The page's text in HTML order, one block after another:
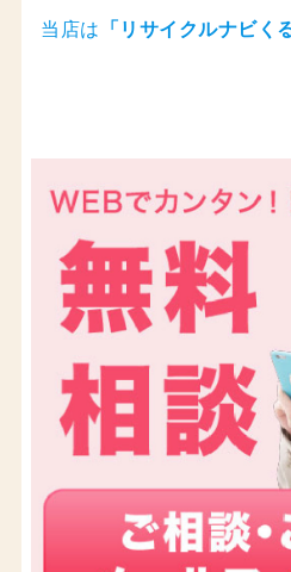
当店は 「 リサイクルナビく